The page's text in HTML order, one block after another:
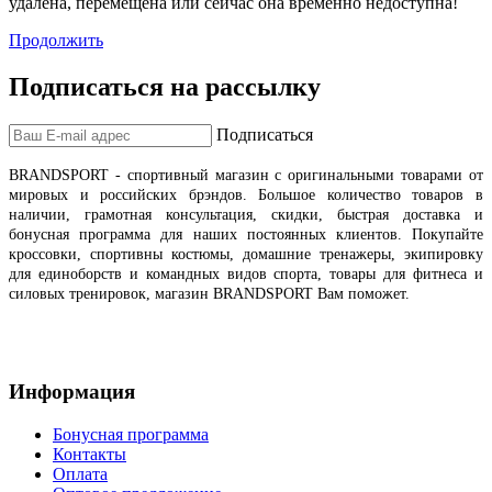
Продолжить
Подписаться на рассылку
Подписаться
BRANDSPORT - спортивный магазин с оригинальными товарами от
мировых и российских брэндов .Большое количество товаров в
наличии, грамотная консультация, скидки, быстрая доставка и
бонусная программа для наших постоянных клиентов. Покупайте
кроссовки, спортивны костюмы, домашние тренажеры, экипировку
для единоборств и командных видов спорта, товары для фитнеса и
силовых тренировок, магазин BRANDSPORT Вам поможет.
Информация
Бонусная программа
Контакты
Оплата